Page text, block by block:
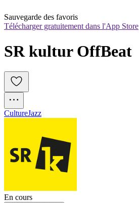
Sauvegarde des favoris
Télécharger gratuitement dans l'App Store
SR kultur OffBeat
CultureJazz
En cours